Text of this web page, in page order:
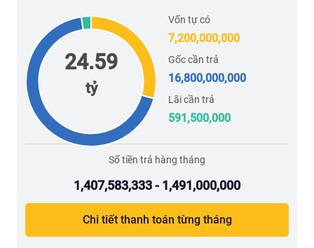
24.59
tỷ
Vốn tự có
7,200,000,000
Gốc cần trả
16,800,000,000
Lãi cần trả
591,500,000
Số tiền trả hàng tháng
1,407,583,333 - 1,491,000,000
Chi tiết thanh toán từng tháng